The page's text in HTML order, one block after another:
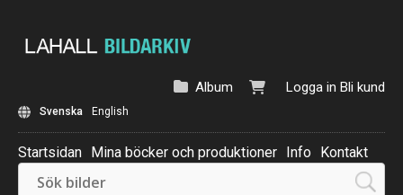
Logga in Bli kund
Album
Svenska English
Startsidan Mina böcker och produktioner Info Kontakt
Beställ: Kalender 2025